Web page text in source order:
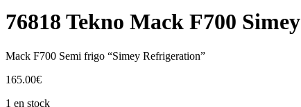
76818 Tekno Mack F700 Simey
Mack F700 Semi frigo “Simey Refrigeration”
165.00€
1 en stock